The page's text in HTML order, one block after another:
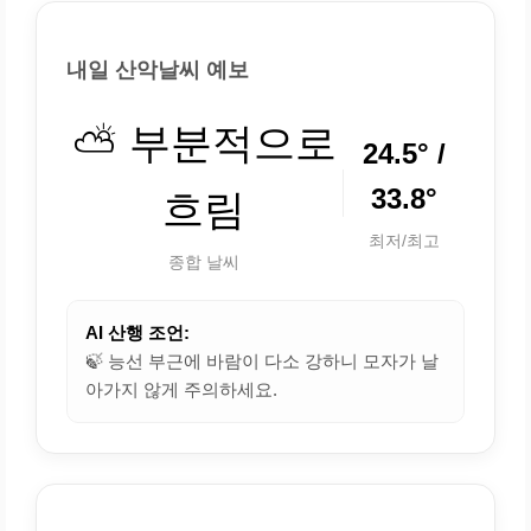
내일 산악날씨 예보
⛅ 부분적으로
흐림
종합 날씨
24.5° /
33.8°
최저/최고
AI 산행 조언:
🍃 능선 부근에 바람이 다소 강하니 모자가 날
아가지 않게 주의하세요.